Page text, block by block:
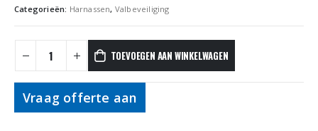
Categorieën: Harnassen, Valbeveiliging
TOEVOEGEN AAN WINKELWAGEN
Vraag offerte aan